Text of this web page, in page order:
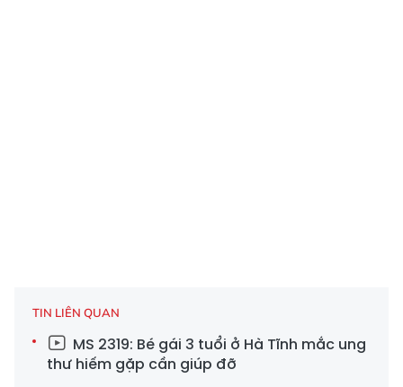
TIN LIÊN QUAN
MS 2319: Bé gái 3 tuổi ở Hà Tĩnh mắc ung
thư hiếm gặp cần giúp đỡ